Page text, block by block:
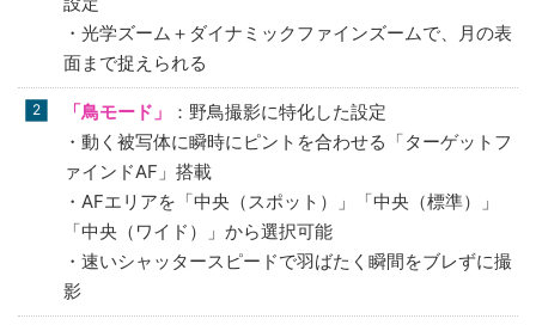
・光学ズーム＋ダイナミックファインズームで、月の表
面まで捉えられる
「鳥モード」
：野鳥撮影に特化した設定
・動く被写体に瞬時にピントを合わせる「ターゲットフ
ァインドAF」搭載
・AFエリアを「中央（スポット）」「中央（標準）」
「中央（ワイド）」から選択可能
・速いシャッタースピードで羽ばたく瞬間をブレずに撮
影